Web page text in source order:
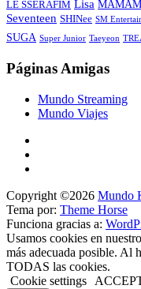
LE SSERAFIM Lisa
Seventeen SHINee SM
SUGA Super Junior Taeyeon
Páginas Amigas
Mundo Streaming
Mundo Viajes
Copyright ©2026 Mundo
Tema por: Theme Horse
Funciona gracias a:
Usamos cookies en
más adecuada posible. Al
TODAS las cookies.
Cookie settings